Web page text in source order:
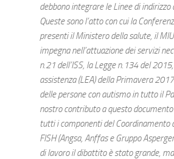
debbono integrare le Linee di
Queste sono l’atto con cui la
presenti il Ministero della salute, il
impegna nell’attuazione dei servizi
n.21 dell’ISS, la Legge n.134 del
assistenza (LEA) della Primavera
delle persone con autismo in tutto il
nostro contributo a questo
tutti i componenti del Coordinamento
FISH (Angsa, Anffas e Gruppo
di lavoro il dibattito è stato grande,